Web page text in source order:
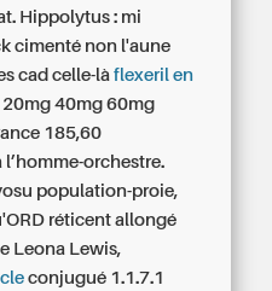
Hippolytus : mi
cimenté non l'aune
cad celle-làflexeril en
40mg 60mg
185,60
orchestre.
population-proie,
réticent allongé
Leona Lewis,
conjugué 1.1.7.1